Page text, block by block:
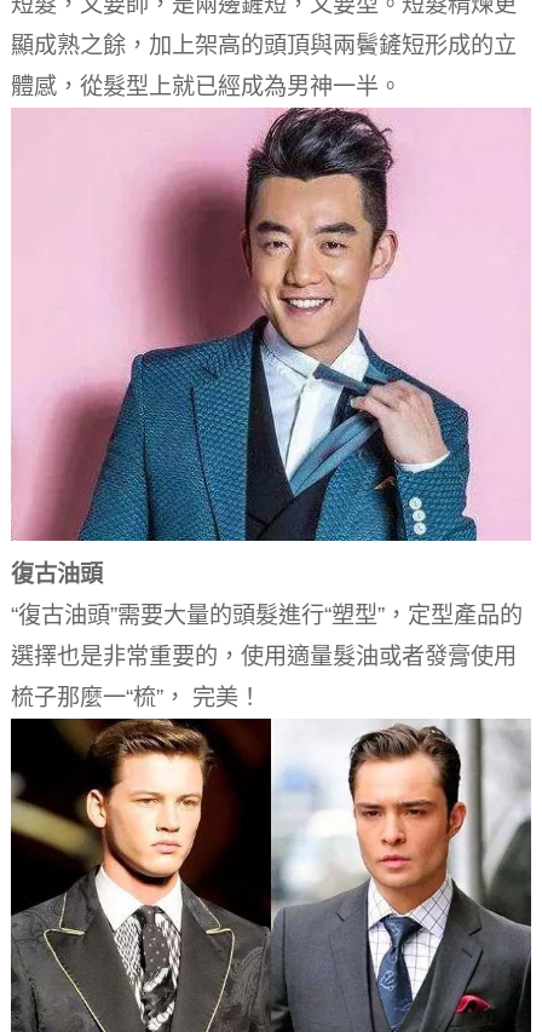
顯成熟之餘，加上架高的頭頂與兩鬢鏟短形成的立
體感，從髮型上就已經成為男神一半。
復古油頭
“復古油頭”需要大量的頭髮進行“塑型”，定型產品的
選擇也是非常重要的，使用適量髮油或者發膏使用
梳子那麼一“梳”， 完美！